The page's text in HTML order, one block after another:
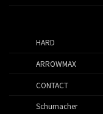
HARD
ARROWMAX
CONTACT
Schumacher